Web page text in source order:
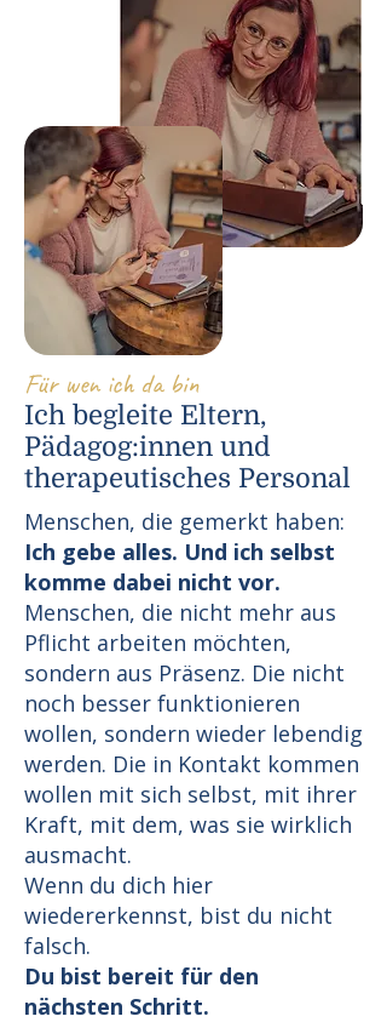
Für wen ich da bin
Ich begleite Eltern,
Pädagog:innen und
therapeutisches Personal
Menschen, die gemerkt haben:
Ich gebe alles. Und ich selbst
komme dabei nicht vor.
Menschen, die nicht mehr aus
Pflicht arbeiten möchten,
sondern aus Präsenz. Die nicht
noch besser funktionieren
wollen, sondern wieder lebendig
werden. Die in Kontakt kommen
wollen mit sich selbst, mit ihrer
Kraft, mit dem, was sie wirklich
ausmacht.
Wenn du dich hier
wiedererkennst, bist du nicht
falsch.
Du bist bereit für den
nächsten Schritt.